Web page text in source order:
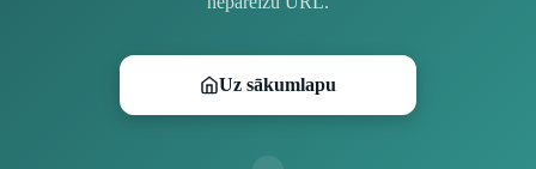
Uz sākumlapu